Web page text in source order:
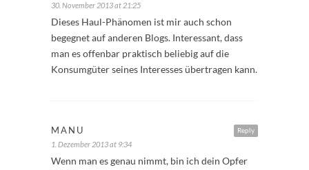
30. November 2013 at 21:25
Dieses Haul-Phänomen ist mir auch schon
begegnet auf anderen Blogs. Interessant, dass
man es offenbar praktisch beliebig auf die
Konsumgüter seines Interesses übertragen kann.
Reply
MANU
1. Dezember 2013 at 9:34
Wenn man es genau nimmt, bin ich dein Opfer